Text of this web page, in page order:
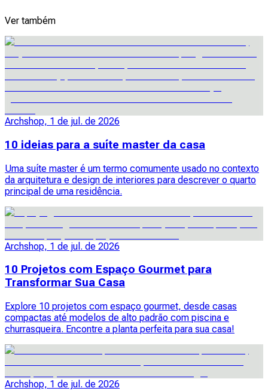
Ver também
Archshop, 1 de jul. de 2026
10 ideias para a suíte master da casa
Uma suíte master é um termo comumente usado no contexto
da arquitetura e design de interiores para descrever o quarto
principal de uma residência.
Archshop, 1 de jul. de 2026
10 Projetos com Espaço Gourmet para
Transformar Sua Casa
Explore 10 projetos com espaço gourmet, desde casas
compactas até modelos de alto padrão com piscina e
churrasqueira. Encontre a planta perfeita para sua casa!
Archshop, 1 de jul. de 2026